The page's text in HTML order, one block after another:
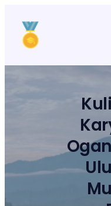
konten